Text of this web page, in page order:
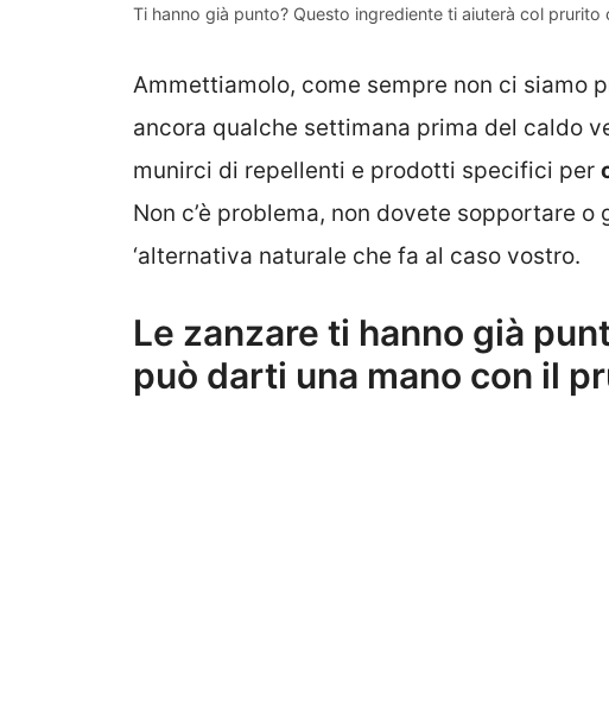
Ti hanno già punto? Questo ingrediente ti aiuterà col
Ammettiamolo, come sempre non ci siamo
ancora qualche settimana prima del caldo
munirci di repellenti e prodotti specifici per
Non c’è problema, non dovete sopportare
‘alternativa naturale che fa al caso vostro.
Le zanzare ti hanno già
può darti una mano con il